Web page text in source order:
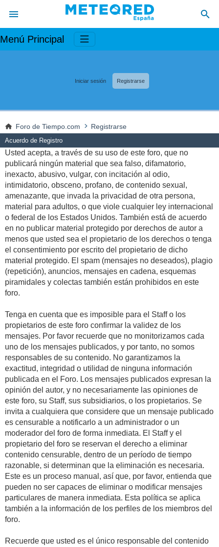
Menú Principal
Iniciar sesión Registrarse
Foro de Tiempo.com Registrarse
Acuerdo de Registro
Usted acepta, a través de su uso de este foro, que no
publicará ningún material que sea falso, difamatorio,
inexacto, abusivo, vulgar, con incitación al odio,
intimidatorio, obsceno, profano, de contenido sexual,
amenazante, que invada la privacidad de otra persona,
material para adultos, o que viole cualquier ley internacional
o federal de los Estados Unidos. También está de acuerdo
en no publicar material protegido por derechos de autor a
menos que usted sea el propietario de los derechos o tenga
el consentimiento por escrito del propietario de dicho
material protegido. El spam (mensajes no deseados), plagio
(repetición), anuncios, mensajes en cadena, esquemas
piramidales y colectas también están prohibidos en este
foro.
Tenga en cuenta que es imposible para el Staff o los
propietarios de este foro confirmar la validez de los
mensajes. Por favor recuerde que no monitorizamos cada
uno de los mensajes publicados, y por tanto, no somos
responsables de su contenido. No garantizamos la
exactitud, integridad o utilidad de ninguna información
publicada en el Foro. Los mensajes publicados expresan la
opinión del autor, y no necesariamente las opiniones de
este foro, su Staff, sus subsidiarios, o los propietarios. Se
invita a cualquiera que considere que un mensaje publicado
es censurable a notificarlo a un administrador o un
moderador del foro de forma inmediata. El Staff y el
propietario del foro se reservan el derecho a eliminar
contenido censurable, dentro de un período de tiempo
razonable, si determinan que la eliminación es necesaria.
Este es un proceso manual, así que, por favor, entienda que
pueden no ser capaces de eliminar o modificar mensajes
particulares de manera inmediata. Esta política se aplica
también a la información de los perfiles de los miembros del
foro.
Recuerde que usted es el único responsable del contenido